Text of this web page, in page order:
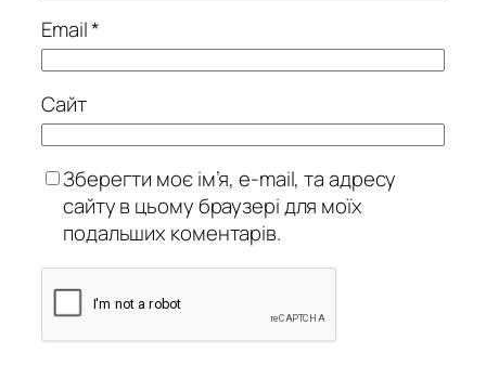
Email*
Сайт
Зберегти моє ім’я, e-mail, та адресу
сайту в цьому браузері для моїх
подальших коментарів.